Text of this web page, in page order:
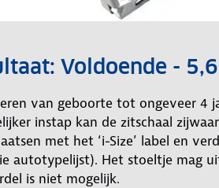
Voldoende - 5,6
van geboorte tot ongeveer 4
instap kan de zitschaal
met het ‘i-Size’ label en
autotypelijst). Het stoeltje mag
is niet mogelijk.